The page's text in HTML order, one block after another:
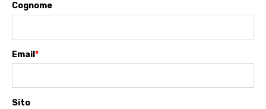
Cognome
Email *
Sito